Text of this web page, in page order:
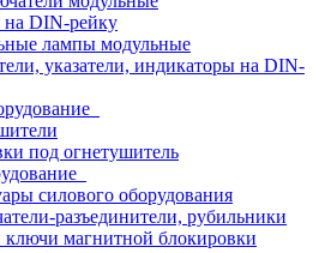
на DIN-рейку
лампы модульные
указатели, индикаторы на DIN-
под огнетушитель
силового оборудования
разъединители, рубильники
ключи магнитной блокировки